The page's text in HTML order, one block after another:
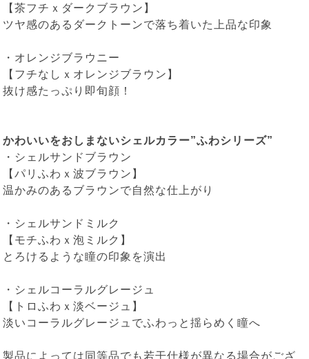
【茶フチｘダークブラウン】
ツヤ感のあるダークトーンで落ち着いた上品な印象
・ オレンジブラウニー
【フチなしｘオレンジブラウン】
抜け感たっぷり即旬顔！
かわいいをおしまないシェルカラー”ふわシリーズ”
・ シェルサンドブラウン
【パリふわｘ波ブラウン】
温かみのあるブラウンで自然な仕上がり
・ シェルサンドミルク
【モチふわｘ泡ミルク】
とろけるような瞳の印象を演出
・ シェルコーラルグレージュ
【トロふわｘ淡ベージュ】
淡いコーラルグレージュでふわっと揺らめく瞳へ
製品によっては同等品でも若干仕様が異なる場合がござ